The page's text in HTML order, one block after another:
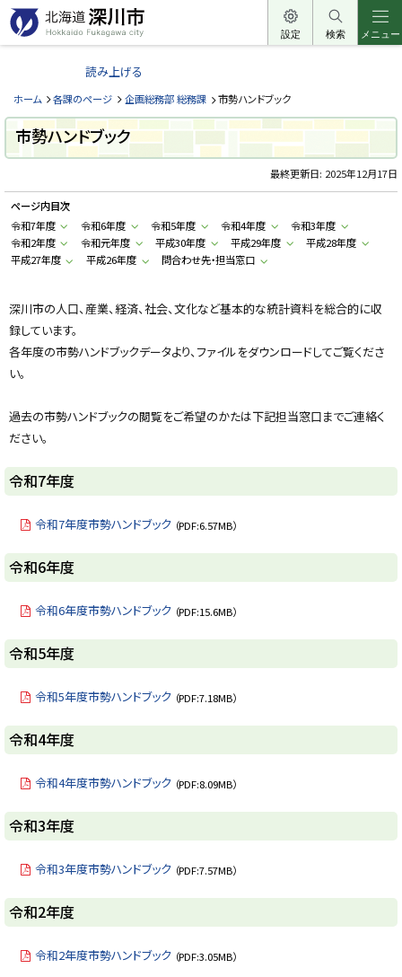
本
文
へ
ュ
へ
北
道
深
川
市
k
a
d
o
a
g
a
w
a
c
y
設定 検索 メニュー
読み上げる
ホーム 各課のページ 企画総務部 総務課 市勢ハンドブック
市勢ハンドブック
最終更新日: 2025年12月17日
ページ内目次
令和7年度
令和6年度 令和5年度 令和4年度
令和3年度
令和2年度
令和元年度 平成30年度 平成29年度
平成28年度
平成27年度
平成26年度 問合わせ先・担当窓口
深川市の人口、産業、経済、社会、文化など基本的な統計資料を総合的に収
録しています。
各年度の市勢ハンドブックデータより、ファイルをダウンロードしてご覧くださ
い。
過去の市勢ハンドブックの閲覧をご希望のかたは下記担当窓口までご連絡く
ださい。
令和7年度
令和7年度市勢ハンドブック （PDF:6.57MB）
ト
ッ
戻
る
令和6年度
令和6年度市勢ハンドブック （PDF:15.6MB）
ト
ッ
戻
る
令和5年度
令和5年度市勢ハンドブック （PDF:7.18MB）
ト
ッ
戻
る
令和4年度
令和4年度市勢ハンドブック （PDF:8.09MB）
ト
ッ
戻
る
令和3年度
令和3年度市勢ハンドブック （PDF:7.57MB）
ト
ッ
令和2年度
令和2年度市勢ハンドブック （PDF:3.05MB）